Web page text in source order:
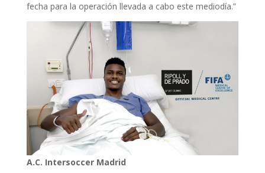
fecha para la operación llevada a cabo este mediodía.”
A.C. Intersoccer Madrid